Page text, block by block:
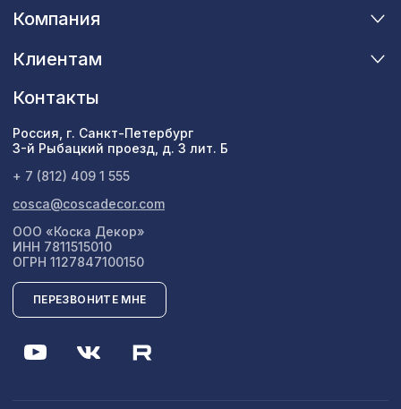
Компания
Клиентам
Контакты
Россия, г. Санкт-Петербург
3-й Рыбацкий проезд, д. 3 лит. Б
+ 7 (812) 409 1 555
cosca@coscadecor.com
ООО «Коска Декор»
ИНН 7811515010
ОГРН 1127847100150
ПЕРЕЗВОНИТЕ МНЕ